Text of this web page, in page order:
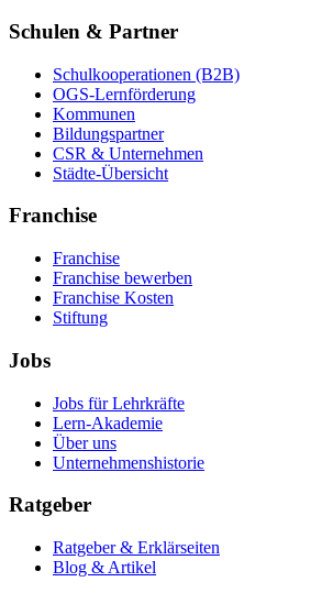
Schulen & Partner
Schulkooperationen (B2B)
OGS-Lernförderung
Kommunen
Bildungspartner
CSR & Unternehmen
Städte-Übersicht
Franchise
Franchise
Franchise bewerben
Franchise Kosten
Stiftung
Jobs
Jobs für Lehrkräfte
Lern-Akademie
Über uns
Unternehmenshistorie
Ratgeber
Ratgeber & Erklärseiten
Blog & Artikel